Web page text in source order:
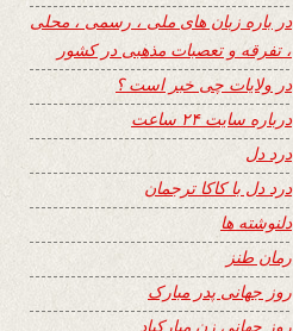
در باره زبان های ملی ، رسمی ، محلی
، تفرقه و تعصبات مذهبی در کشور
در ولایات چی خبر است ؟
درباره سایت ۲۴ ساعت
درد دل
درد دل با کاکا ترجمان
دلنوشته ها
رمان طنز
روز جهانی پدر مبارک
روز جهانی زن مبارکباد